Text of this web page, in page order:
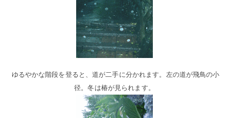
ゆるやかな階段を登ると、道が二手に分かれます。左の道が飛鳥の小
径。冬は椿が見られます。